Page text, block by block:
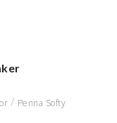
Penna Softy